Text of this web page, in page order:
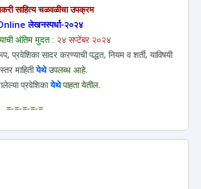
साहित्य चळवळीचा उपक्रम
Online लेखनस्पर्धा-२०२४
अंतिम मुदत : २४ सप्टेंबर २०२४
प्रवेशिका सादर करण्याची पद्धत, नियम व शर्ती, याविषयी
माहितीयेथेउपलब्ध आहे.
प्रवेशिकायेथेपाहता येतील.
=-=-=-=-=